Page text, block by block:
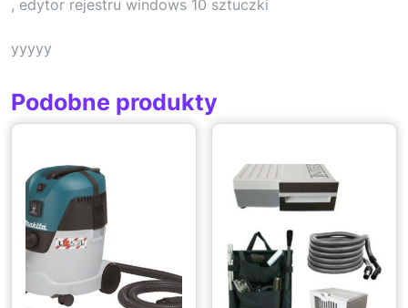
, edytor rejestru windows 10 sztuczki
yyyyy
Podobne produkty